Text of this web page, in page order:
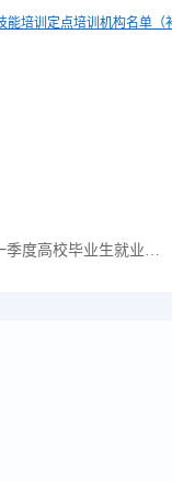
能培训定点培训机构名单（
业一次性购房补贴符合人员名单的公示